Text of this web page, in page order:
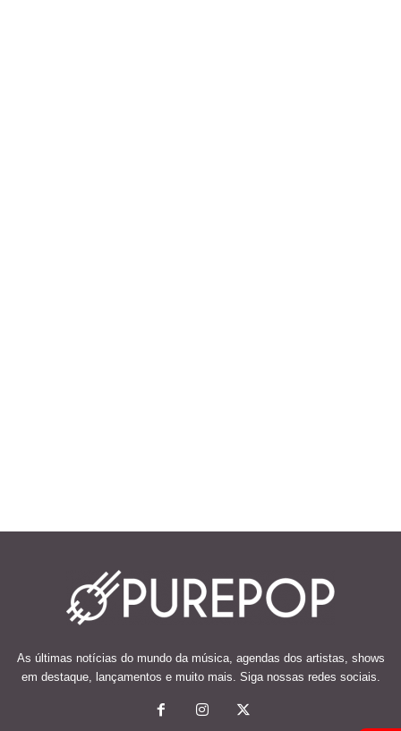
As últimas notícias do mundo da música, agendas dos artistas, shows
em destaque, lançamentos e muito mais. Siga nossas redes sociais.